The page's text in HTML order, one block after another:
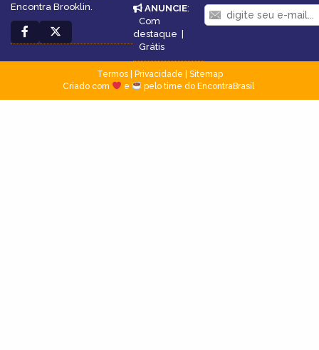
Encontra Brooklin.
ANUNCIE:
Com
destaque |
Grátis
Termos| Privacidade
Sitemap
Criado com
e pelo time do EncontraBrasil